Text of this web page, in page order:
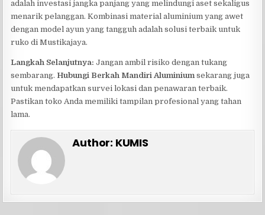
adalah investasi jangka panjang yang melindungi aset sekaligus
menarik pelanggan. Kombinasi material aluminium yang awet
dengan model ayun yang tangguh adalah solusi terbaik untuk
ruko di Mustikajaya.
Langkah Selanjutnya: Jangan ambil risiko dengan tukang
sembarang. Hubungi Berkah Mandiri Aluminium sekarang juga
untuk mendapatkan survei lokasi dan penawaran terbaik.
Pastikan toko Anda memiliki tampilan profesional yang tahan
lama.
Author: KUMIS